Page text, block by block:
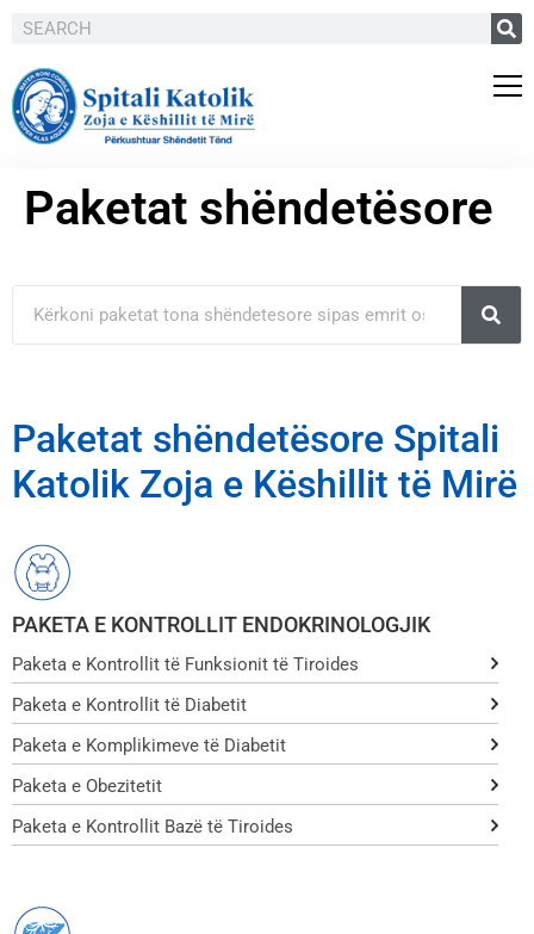
Paketat shëndetësore
Paketat shëndetësore Spitali
Katolik Zoja e Këshillit të Mirë
PAKETA E KONTROLLIT ENDOKRINOLOGJIK
Paketa e Kontrollit të Funksionit të Tiroides
Paketa e Kontrollit të Diabetit
Paketa e Komplikimeve të Diabetit
Paketa e Obezitetit
Paketa e Kontrollit Bazë të Tiroides